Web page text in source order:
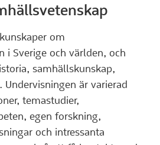
om
i Sverige och världen, och
samhällskunskap,
är varierad
temastudier,
egen forskning,
och intressanta